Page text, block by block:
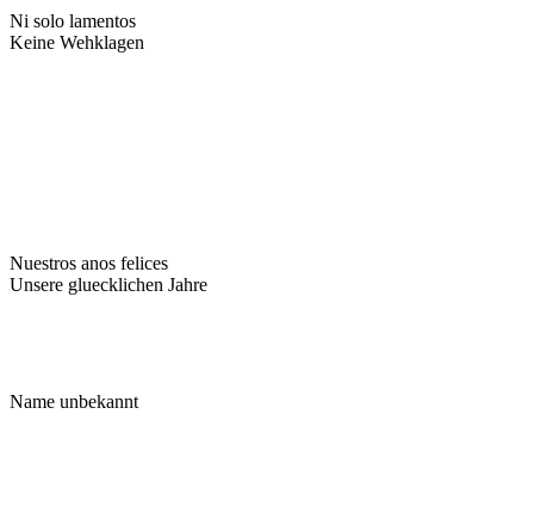
Ni solo lamentos
Keine Wehklagen
Nuestros anos felices
Unsere gluecklichen Jahre
Name unbekannt